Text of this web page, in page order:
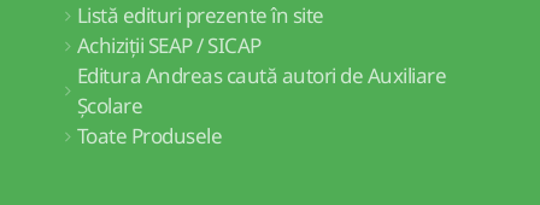
Listă edituri prezente în site
Achiziții SEAP / SICAP
Editura Andreas caută autori de Auxiliare
Școlare
Toate Produsele